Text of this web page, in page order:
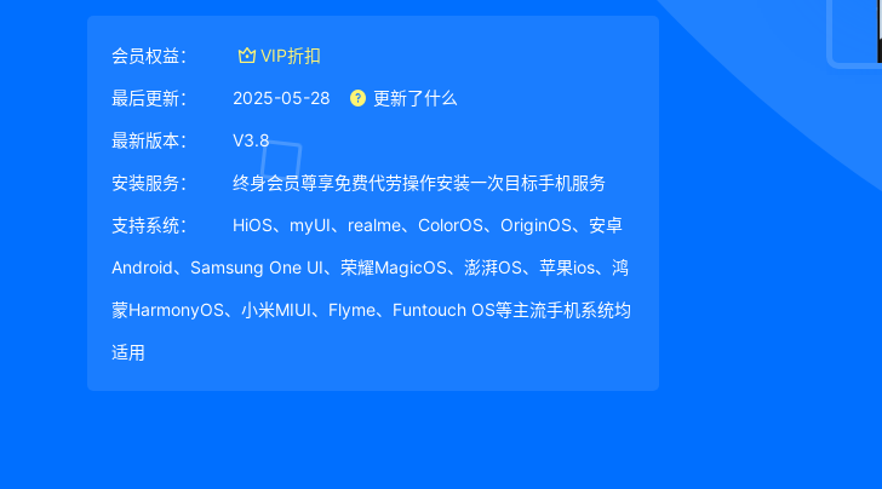
会员权益： VIP折扣
最后更新： 2025-05-28 更新了什么
最新版本： V3.8
安装服务： 终身会员尊享免费代劳操作安装一次目标手机服务
支持系统： HiOS、myUI、realme、ColorOS、OriginOS、安卓
Android、Samsung One UI、荣耀MagicOS、澎湃OS、苹果ios、鸿
蒙HarmonyOS、小米MIUI、Flyme、Funtouch OS等主流手机系统均
适用